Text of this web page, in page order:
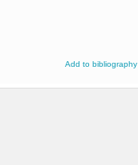
Add to bibliography